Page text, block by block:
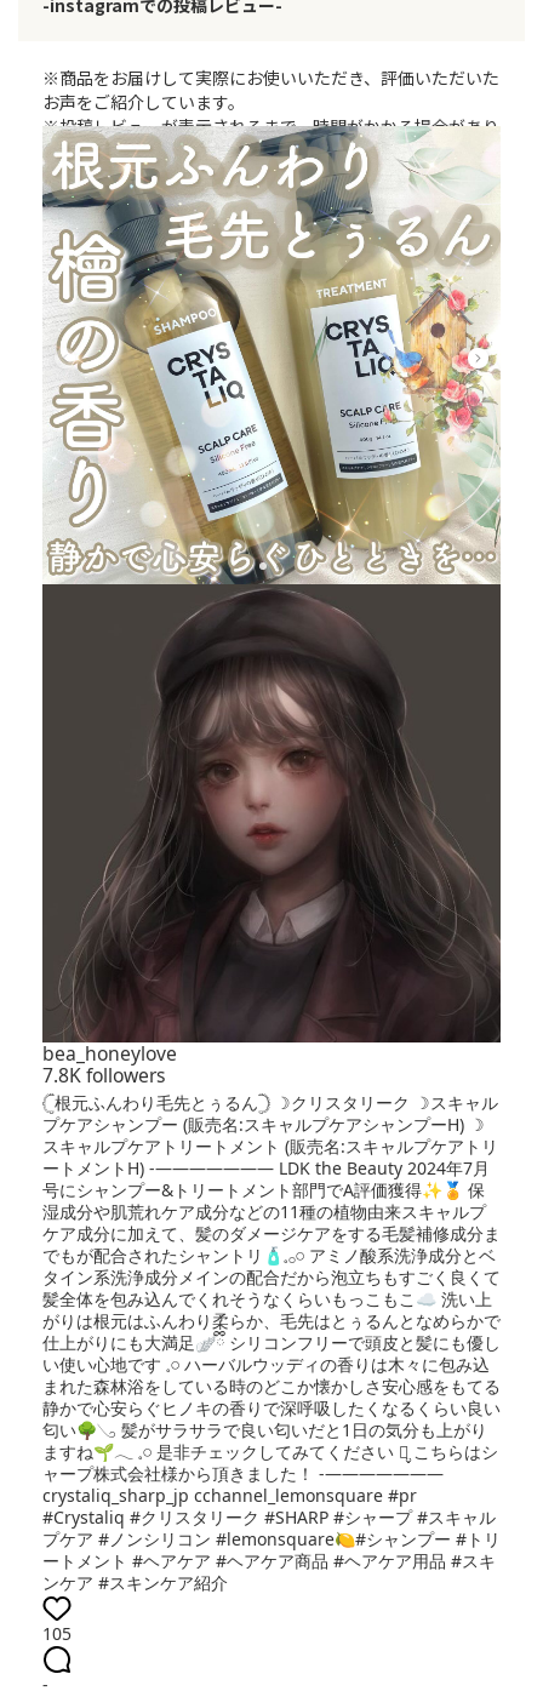
-instagramでの投稿レビュー-
※商品をお届けして実際にお使いいただき、評価いただいた
お声をご紹介しています。
※投稿レビューが表示されるまで、時間がかかる場合があり
ます。
bea_honeylove
7.8K followers
𓊆根元ふんわり毛先とぅるん𓊇 ☽クリスタリーク ☽スキャル
プケアシャンプー (販売名:スキャルプケアシャンプーH) ☽
スキャルプケアトリートメント (販売名:スキャルプケアトリ
ートメントH) -——————— LDK the Beauty 2024年7月
号にシャンプー&トリートメント部門でA評価獲得✨️🏅 保
湿成分や肌荒れケア成分などの11種の植物由来スキャルプ
ケア成分に加えて、髪のダメージケアをする毛髪補修成分ま
でもが配合されたシャントリ🧴𓈒𓂂𓏸 アミノ酸系洗浄成分とベ
タイン系洗浄成分メインの配合だから泡立ちもすごく良くて
髪全体を包み込んでくれそうなくらいもっこもこ☁️ 洗い上
がりは根元はふんわり柔らか、毛先はとぅるんとなめらかで
仕上がりにも大満足🪽ྀི シリコンフリーで頭皮と髪にも優し
い使い心地です‪ 𓈒𓏸 ハーバルウッディの香りは木々に包み込
まれた森林浴をしている時のどこか懐かしさ安心感をもてる
静かで心安らぐヒノキの香りで深呼吸したくなるくらい良い
匂い🌳𓂅 髪がサラサラで良い匂いだと1日の気分も上がり
ますね🌱𓂃 𓈒𓏸 是非チェックしてみてください‪ ⺣̤̬︎︎ こちらはシ
ャープ株式会社様から頂きました！ -———————
crystaliq_sharp_jp cchannel_lemonsquare #pr
#Crystaliq #クリスタリーク #SHARP #シャープ #スキャル
プケア #ノンシリコン #lemonsquare🍋#シャンプー #トリ
ートメント #ヘアケア #ヘアケア商品 #ヘアケア用品 #スキ
ンケア #スキンケア紹介
105
-